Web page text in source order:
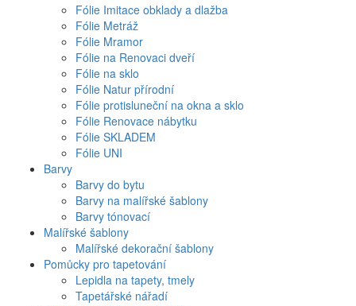
Fólie Imitace obklady a dlažba
Fólie Metráž
Fólie Mramor
Fólie na Renovaci dveří
Fólie na sklo
Fólie Natur přírodní
Fólie protisluneční na okna a sklo
Fólie Renovace nábytku
Fólie SKLADEM
Fólie UNI
Barvy
Barvy do bytu
Barvy na malířské šablony
Barvy tónovací
Malířské šablony
Malířské dekorační šablony
Pomůcky pro tapetování
Lepidla na tapety, tmely
Tapetářské nářadí